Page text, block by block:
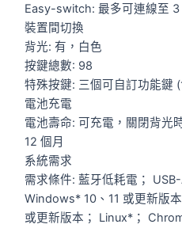
Easy-switch: 最多可連線至
裝置間切換
背光: 有，白色
按鍵總數: 98
特殊按鍵: 三個可自訂功能鍵 (
電池充電
電池壽命: 可充電，關閉背光
12 個月
系統需求
需求條件: 藍牙低耗電； USB-
Windows* 10、11 或更新版
或更新版本； Linux*；